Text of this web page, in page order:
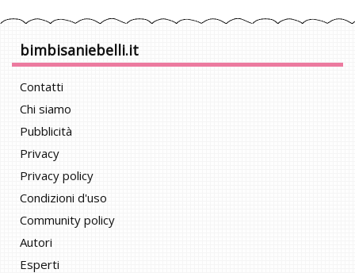
bimbisaniebelli.it
Contatti
Chi siamo
Pubblicità
Privacy
Privacy policy
Condizioni d'uso
Community policy
Autori
Esperti